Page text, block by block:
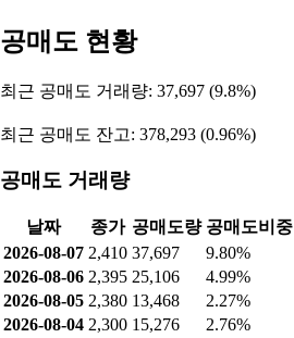
공매도 현황
최근 공매도 거래량: 37,697 (9.8%)
최근 공매도 잔고: 378,293 (0.96%)
공매도 거래량
날짜 종가 공매도량 공매도비중
2026-08-07 2,410 37,697
9.80%
2026-08-06 2,395 25,106
4.99%
2026-08-05 2,380 13,468
2.27%
2026-08-04 2,300 15,276
2.76%